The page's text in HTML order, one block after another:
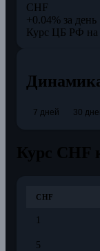
CHF
+0.04% за день
Курс ЦБ РФ на
7 дней 30
CHF
1
5